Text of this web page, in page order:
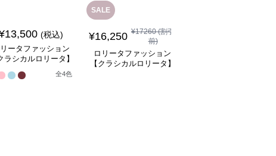
13,500 (税込)
ータファッション
ラシカルロリータ】
フレアスリーブプリ
スドレスワンピース
全4色
SALE
¥16,250 ¥17260(割引
前)
ロリータファッション
【クラシカルロリータ】